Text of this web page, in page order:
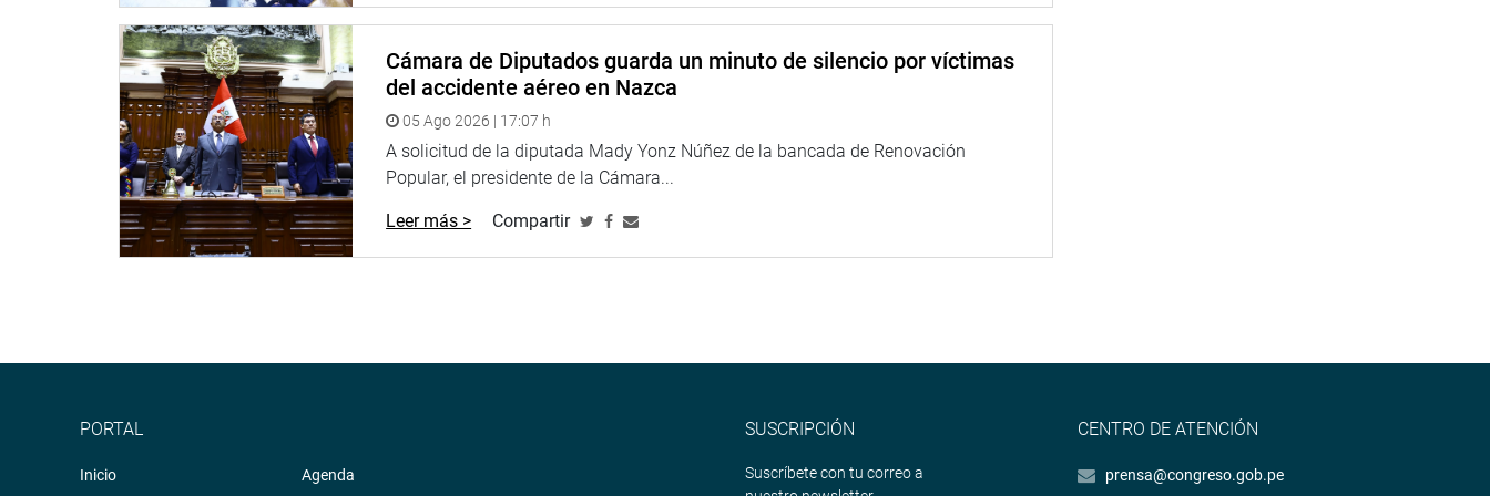
Energía y Minas, cuatro; y tres grupos de trabajo la comisión de Inclusión Social.
Dos grupos especializados formaron las comisiones de Comercio Exterior, Constitución y Cultura y
Patrimonio Cultural; y un grupo de trabajo la comisión de Relaciones Exteriores (Desarrollo e integración
fronteriza).
PRENSA CONGRESO
Cámara de Diputados guarda un minuto de silencio por víctimas
del accidente aéreo en Nazca
05 Ago 2026 | 17:07 h
A solicitud de la diputada Mady Yonz Núñez de la bancada de Renovación
Popular, el presidente de la Cámara...
Leer más > Compartir
PORTAL
Inicio Agenda
SUSCRIPCIÓN
Suscríbete con tu correo a
CENTRO DE ATENCIÓN
prensa@congreso.gob.pe